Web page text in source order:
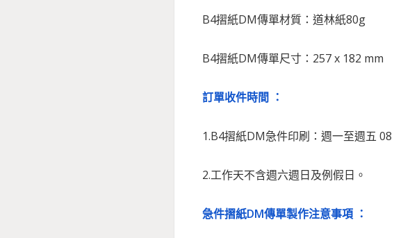
B4摺紙DM傳單材質：道林紙80g
B4摺紙DM傳單尺寸：257 x 182 mm
訂單收件時間 ：
1.B4摺紙DM急件印刷：週一至週五
2.工作天不含週六週日及例假日。
急件摺紙DM傳單製作注意事項 ：